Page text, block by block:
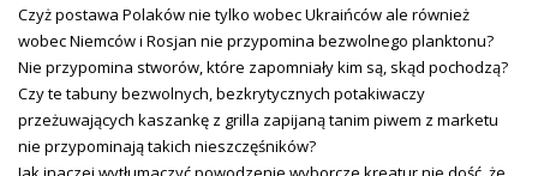
Czyż postawa Polaków nie tylko wobec Ukraińców ale również
wobec Niemców i Rosjan nie przypomina bezwolnego planktonu?
Nie przypomina stworów, które zapomniały kim są, skąd pochodzą?
Czy te tabuny bezwolnych, bezkrytycznych potakiwaczy
przeżuwających kaszankę z grilla zapijaną tanim piwem z marketu
nie przypominają takich nieszczęśników?